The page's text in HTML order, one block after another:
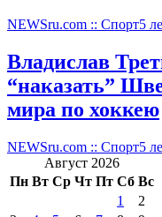
NEWSru.com :: Спорт5
Владислав
“наказать”
мира по хоккею
NEWSru.com :: Спорт5
Август 2026
Пн Вт Ср Чт Пт Сб Вс
1
2